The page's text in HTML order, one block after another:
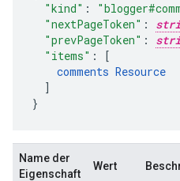
"kind" :
"nextPageToken" :
"prevPageToken" :
"items" :
[
comments Resource
]
}
Name der
Eigenschaft
Wert